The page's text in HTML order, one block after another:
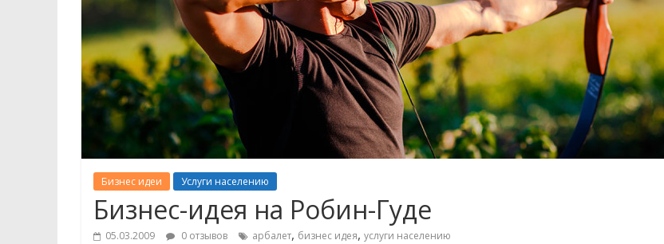
Бизнес идеи Услуги населению
Бизнес-идея на Робин-Гуде
05.03.2009 0 отзывов арбалет, бизнес идея, услуги населению